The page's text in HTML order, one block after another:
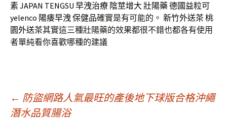
素JAPAN TENGSU 早洩治療 陰莖增大 壯陽藥德國益粒可
yelenco 陽痿早洩保健品確實是有可能的。 新竹外送茶桃
園外送茶其實這三種壯陽藥的效果都很不錯也都各有使用
者單純看你喜歡哪種的建議
文
← 防盜網路人氣最旺的產後地下球版合格沖繩
潛水品質腸浴